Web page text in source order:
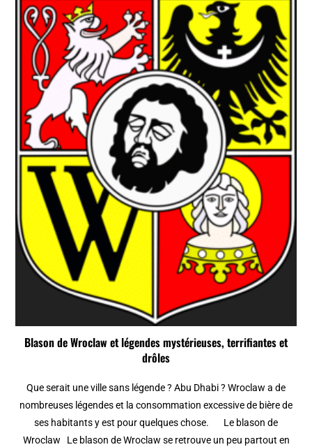
Blason de Wroclaw et légendes mystérieuses, terrifiantes et
drôles
Que serait une ville sans légende ? Abu Dhabi ? Wroclaw a de
nombreuses légendes et la consommation excessive de bière de
ses habitants y est pour quelques chose. Le blason de
Wroclaw Le blason de Wroclaw se retrouve un peu partout en